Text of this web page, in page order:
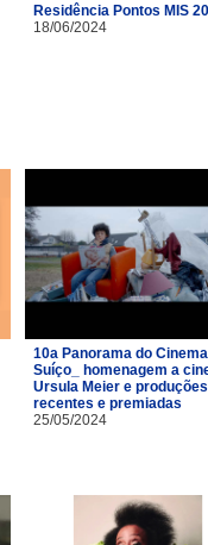
Residência Pontos MIS
18/06/2024
10a Panorama do Cinema
Suíço_ homenagem a
Ursula Meier e produções
recentes e premiadas
25/05/2024